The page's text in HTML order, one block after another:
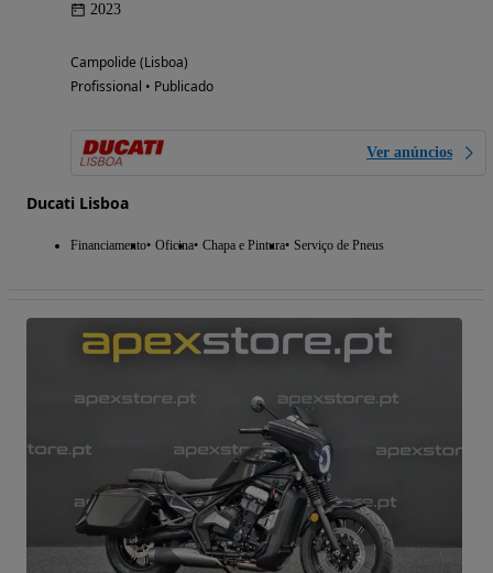
2023
Campolide (Lisboa)
Profissional • Publicado
Ver anúncios
Ducati Lisboa
Financiamento Oficina Chapa e Pintura Serviço de Pneus